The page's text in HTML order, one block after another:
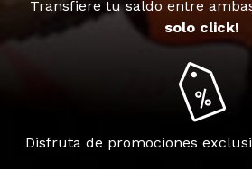
Transfiere tu saldo entre
solo click!
Disfruta de promociones